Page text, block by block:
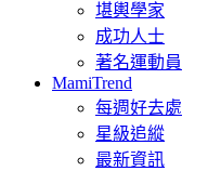
堪輿學家
成功人士
著名運動員
MamiTrend
每週好去處
星級追縱
最新資訊